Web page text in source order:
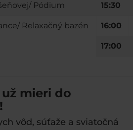
Pódium
Relaxačný bazén
15:30
16:00
17:00
mieri do
vôd, súťaže a sviatočná